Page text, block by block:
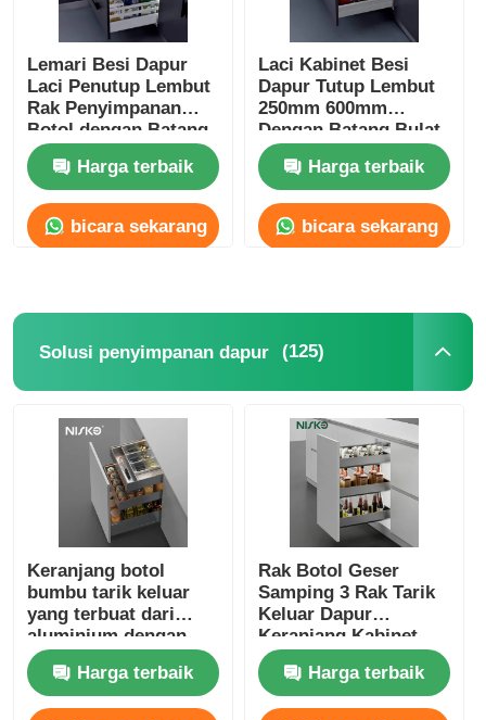
Lemari Besi Dapur
Laci Penutup Lembut
Rak Penyimpanan
Botol dengan Batang
Persegi
Harga terbaik
bicara sekarang
Laci Kabinet Besi
Dapur Tutup Lembut
250mm 600mm
Dengan Batang Bulat
Harga terbaik
bicara sekarang
Solusi penyimpanan dapur (125)
Keranjang botol
bumbu tarik keluar
yang terbuat dari
aluminium dengan
luncuran penutup
lembutHarga terbaik
Rak Botol Geser
Samping 3 Rak Tarik
Keluar Dapur
Keranjang Kabinet
Organizer
Harga terbaik